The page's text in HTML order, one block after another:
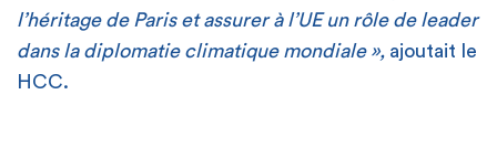
l’héritage de Paris et assurer à l’UE un rôle de leader
dans la diplomatie climatique mondiale », ajoutait le
HCC.